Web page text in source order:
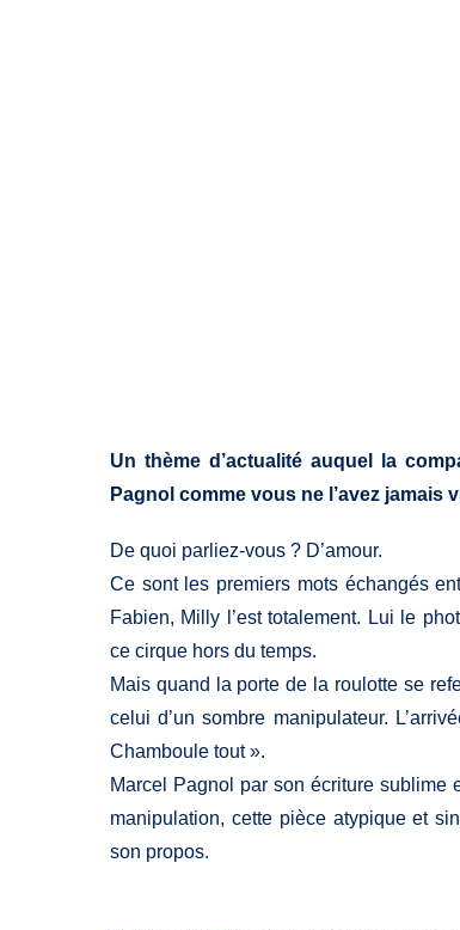
Un thème d’actualité auquel la
Pagnol comme vous ne l’avez jamais
De quoi parliez-vous ? D’amour.
Ce sont les premiers mots échangés
Fabien, Milly l’est totalement. Lui le
ce cirque hors du temps.
Mais quand la porte de la roulotte se
celui d’un sombre manipulateur.
Chamboule tout ».
Marcel Pagnol par son écriture sublime
manipulation, cette pièce atypique et
son propos.